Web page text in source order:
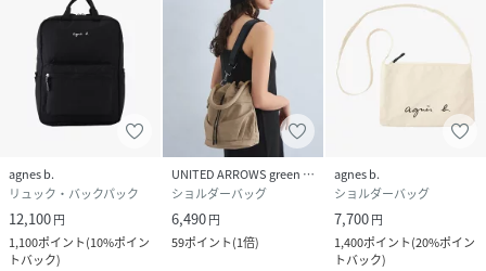
agnes b.
リュック・バックパック
12,100円
1,100ポイント(10%ポイン
トバック)
UNITED ARROWS green label relaxing
ショルダーバッグ
6,490円
59ポイント(1倍)
agnes b.
ショルダーバッグ
7,700円
1,400ポイント(20%ポイン
トバック)